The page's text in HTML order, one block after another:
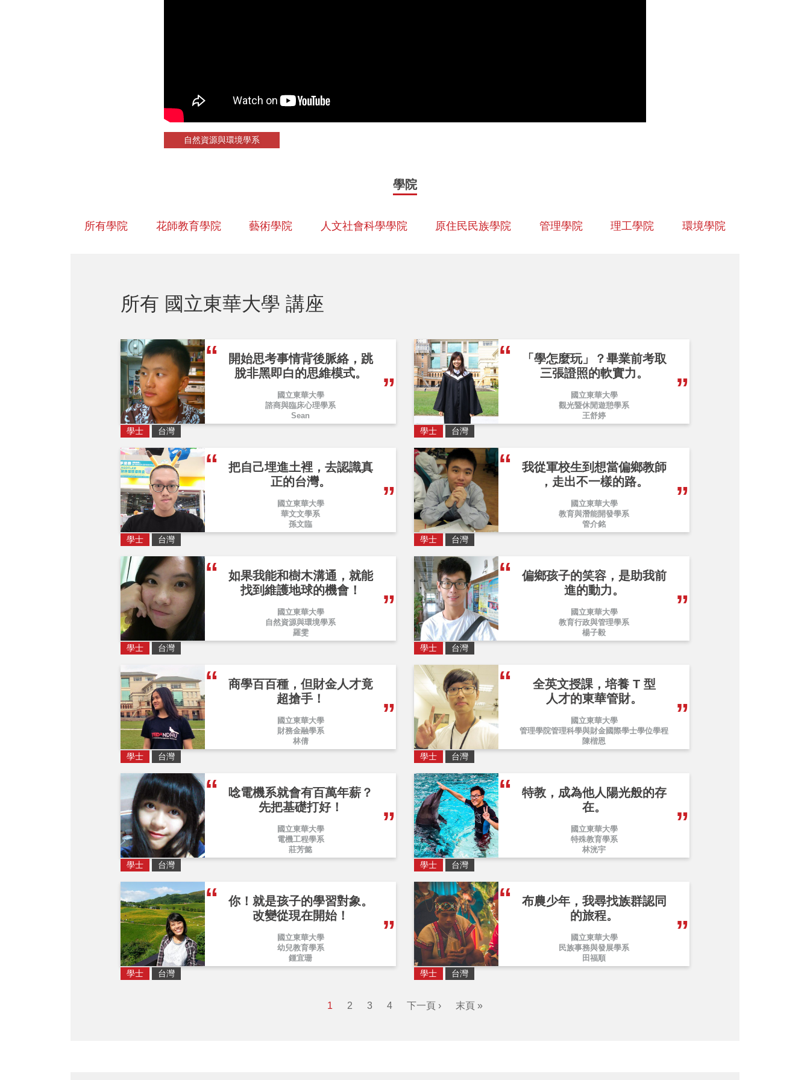
自然資源與環境學系
學院
所有學院 花師教育學院 藝術學院 人文社會科學學院 原住民民族學院 管理學院 理工學院 環境學院
所有 國立東華大學 講座
開始思考事情背後脈絡，跳
脫非黑即白的思維模式。
國立東華大學
諮商與臨床心理學系
Sean
學士 台灣
「學怎麼玩」？畢業前考取
三張證照的軟實力。
國立東華大學
觀光暨休閒遊憩學系
王舒婷
學士 台灣
把自己埋進土裡，去認識真
正的台灣。
國立東華大學
華文文學系
孫文臨
學士 台灣
我從軍校生到想當偏鄉教師
，走出不一樣的路。
國立東華大學
教育與潛能開發學系
管介銘
學士 台灣
如果我能和樹木溝通，就能
找到維護地球的機會！
國立東華大學
自然資源與環境學系
羅雯
學士 台灣
偏鄉孩子的笑容，是助我前
進的動力。
國立東華大學
教育行政與管理學系
楊子毅
學士 台灣
商學百百種，但財金人才竟
超搶手！
國立東華大學
財務金融學系
林倩
學士 台灣
全英文授課，培養 T 型
人才的東華管財。
國立東華大學
管理學院管理科學與財金國際學士學位學程
陳楷恩
學士 台灣
唸電機系就會有百萬年薪？
先把基礎打好！
國立東華大學
電機工程學系
莊芳懿
學士 台灣
特教，成為他人陽光般的存
在。
國立東華大學
特殊教育學系
林洸宇
學士 台灣
你！就是孩子的學習對象。
改變從現在開始！
國立東華大學
幼兒教育學系
鍾宜珊
學士 台灣
布農少年，我尋找族群認同
的旅程。
國立東華大學
民族事務與發展學系
田福順
學士 台灣
1 2 3 4 下一頁 › 末頁 »